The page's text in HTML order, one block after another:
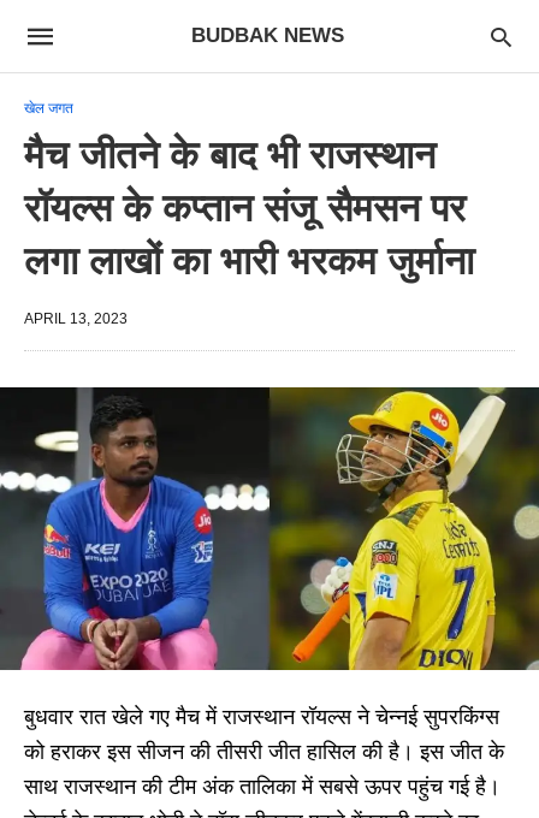
BUDBAK NEWS
खेल जगत
मैच जीतने के बाद भी राजस्थान
रॉयल्स के कप्तान संजू सैमसन पर
लगा लाखों का भारी भरकम जुर्माना
APRIL 13, 2023
बुधवार रात खेले गए मैच में राजस्थान रॉयल्स ने चेन्नई सुपरकिंग्स
को हराकर इस सीजन की तीसरी जीत हासिल की है। इस जीत के
साथ राजस्थान की टीम अंक तालिका में सबसे ऊपर पहुंच गई है।